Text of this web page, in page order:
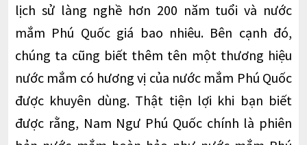
lịch sử làng nghề hơn 200 năm tuổi và nước
mắm Phú Quốc giá bao nhiêu. Bên cạnh đó,
chúng ta cũng biết thêm tên một thương hiệu
nước mắm có hương vị của nước mắm Phú Quốc
được khuyên dùng. Thật tiện lợi khi bạn biết
được rằng, Nam Ngư Phú Quốc chính là phiên